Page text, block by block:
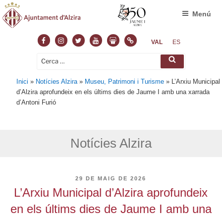
FacebookInstagram
TwitterYoutubeSlideshare
NormasVAL ES
Cerca: Cerca
Menú
Inici » Notícies Alzira » Museu, Patrimoni i Turisme » L’Arxiu Municipal
d’Alzira aprofundeix en els últims dies de Jaume I amb una xarrada
d’Antoni Furió
Notícies Alzira
PUBLICAT
29 DE MAIG DE 2026
L’Arxiu Municipal d’Alzira aprofundeix
en els últims dies de Jaume I amb una